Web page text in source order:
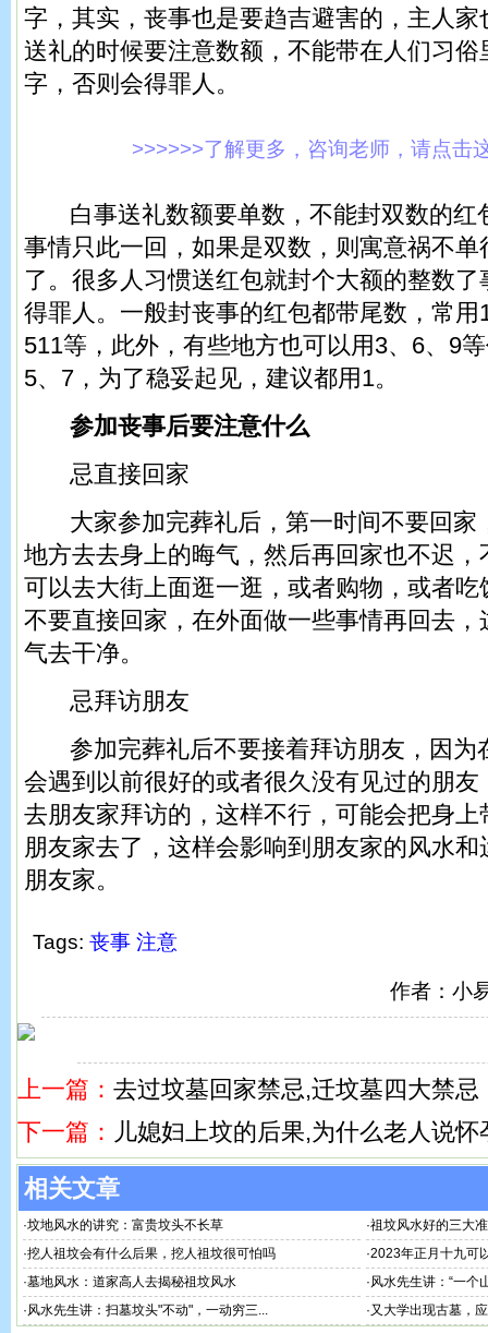
字，其实，丧事也是要趋吉避害的，主人
送礼的时候要注意数额，不能带在人们习
字，否则会得罪人。
>>>>>>了解更多，咨询老师，请点击
白事送礼数额要单数，不能封双数的红
事情只此一回，如果是双数，则寓意祸不
了。很多人习惯送红包就封个大额的整数
得罪人。一般封丧事的红包都带尾数，常
511等，此外，有些地方也可以用3、6、9
5、7，为了稳妥起见，建议都用1。
参加丧事后要注意什么
忌直接回家
大家参加完葬礼后，第一时间不要回家
地方去去身上的晦气，然后再回家也不迟
可以去大街上面逛一逛，或者购物，或者
不要直接回家，在外面做一些事情再回去
气去干净。
忌拜访朋友
参加完葬礼后不要接着拜访朋友，因为
会遇到以前很好的或者很久没有见过的朋
去朋友家拜访的，这样不行，可能会把身
朋友家去了，这样会影响到朋友家的风水
朋友家。
Tags: 丧事 注意
作者：小
上一篇： 去过坟墓回家禁忌,迁坟墓四大禁忌
下一篇： 儿媳妇上坟的后果,为什么老人说
相关文章
·坟地风水的讲究：富贵坟头不长草 ·祖坟风水好的三大
·挖人祖坟会有什么后果，挖人祖坟很可怕吗 ·2023年正月十九可
·墓地风水：道家高人去揭秘祖坟风水 ·风水先生讲：“一个
·风水先生讲：扫墓坟头"不动"，一动穷三... ·又大学出现古墓，